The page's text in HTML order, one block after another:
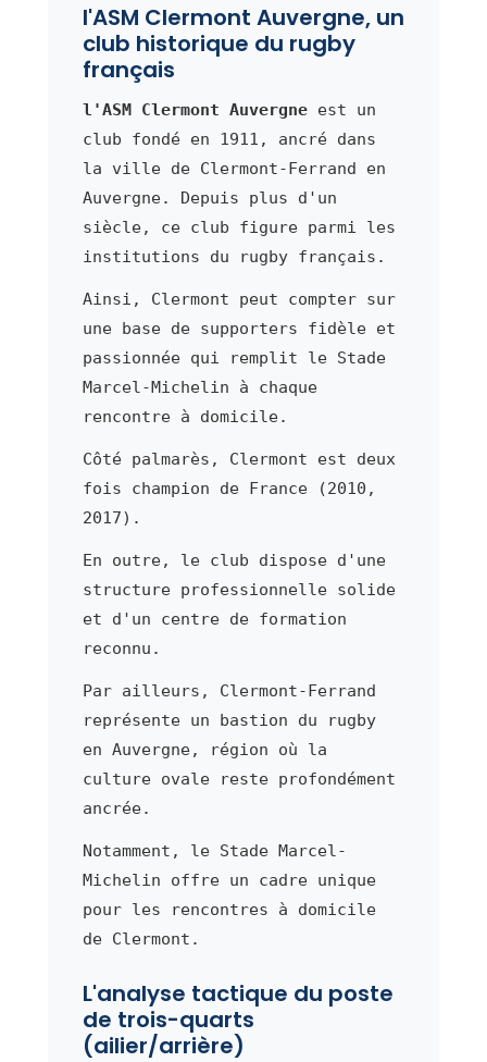
l'ASM Clermont Auvergne, un
club historique du rugby
français
l'ASM Clermont Auvergneest un
club fondé en 1911, ancré dans
la ville de Clermont-Ferrand en
Auvergne. Depuis plus d'un
siècle, ce club figure parmi les
institutions du rugby français.
Ainsi, Clermont peut compter sur
une base de supporters fidèle et
passionnée qui remplit le Stade
Marcel-Michelin à chaque
rencontre à domicile.
Côté palmarès, Clermont est deux
fois champion de France (2010,
2017).
En outre, le club dispose d'une
structure professionnelle solide
et d'un centre de formation
reconnu.
Par ailleurs, Clermont-Ferrand
représente un bastion du rugby
en Auvergne, région où la
culture ovale reste profondément
ancrée.
Notamment, le Stade Marcel-
Michelin offre un cadre unique
pour les rencontres à domicile
de Clermont.
L'analyse tactique du poste
de trois-quarts
(ailier/arrière)